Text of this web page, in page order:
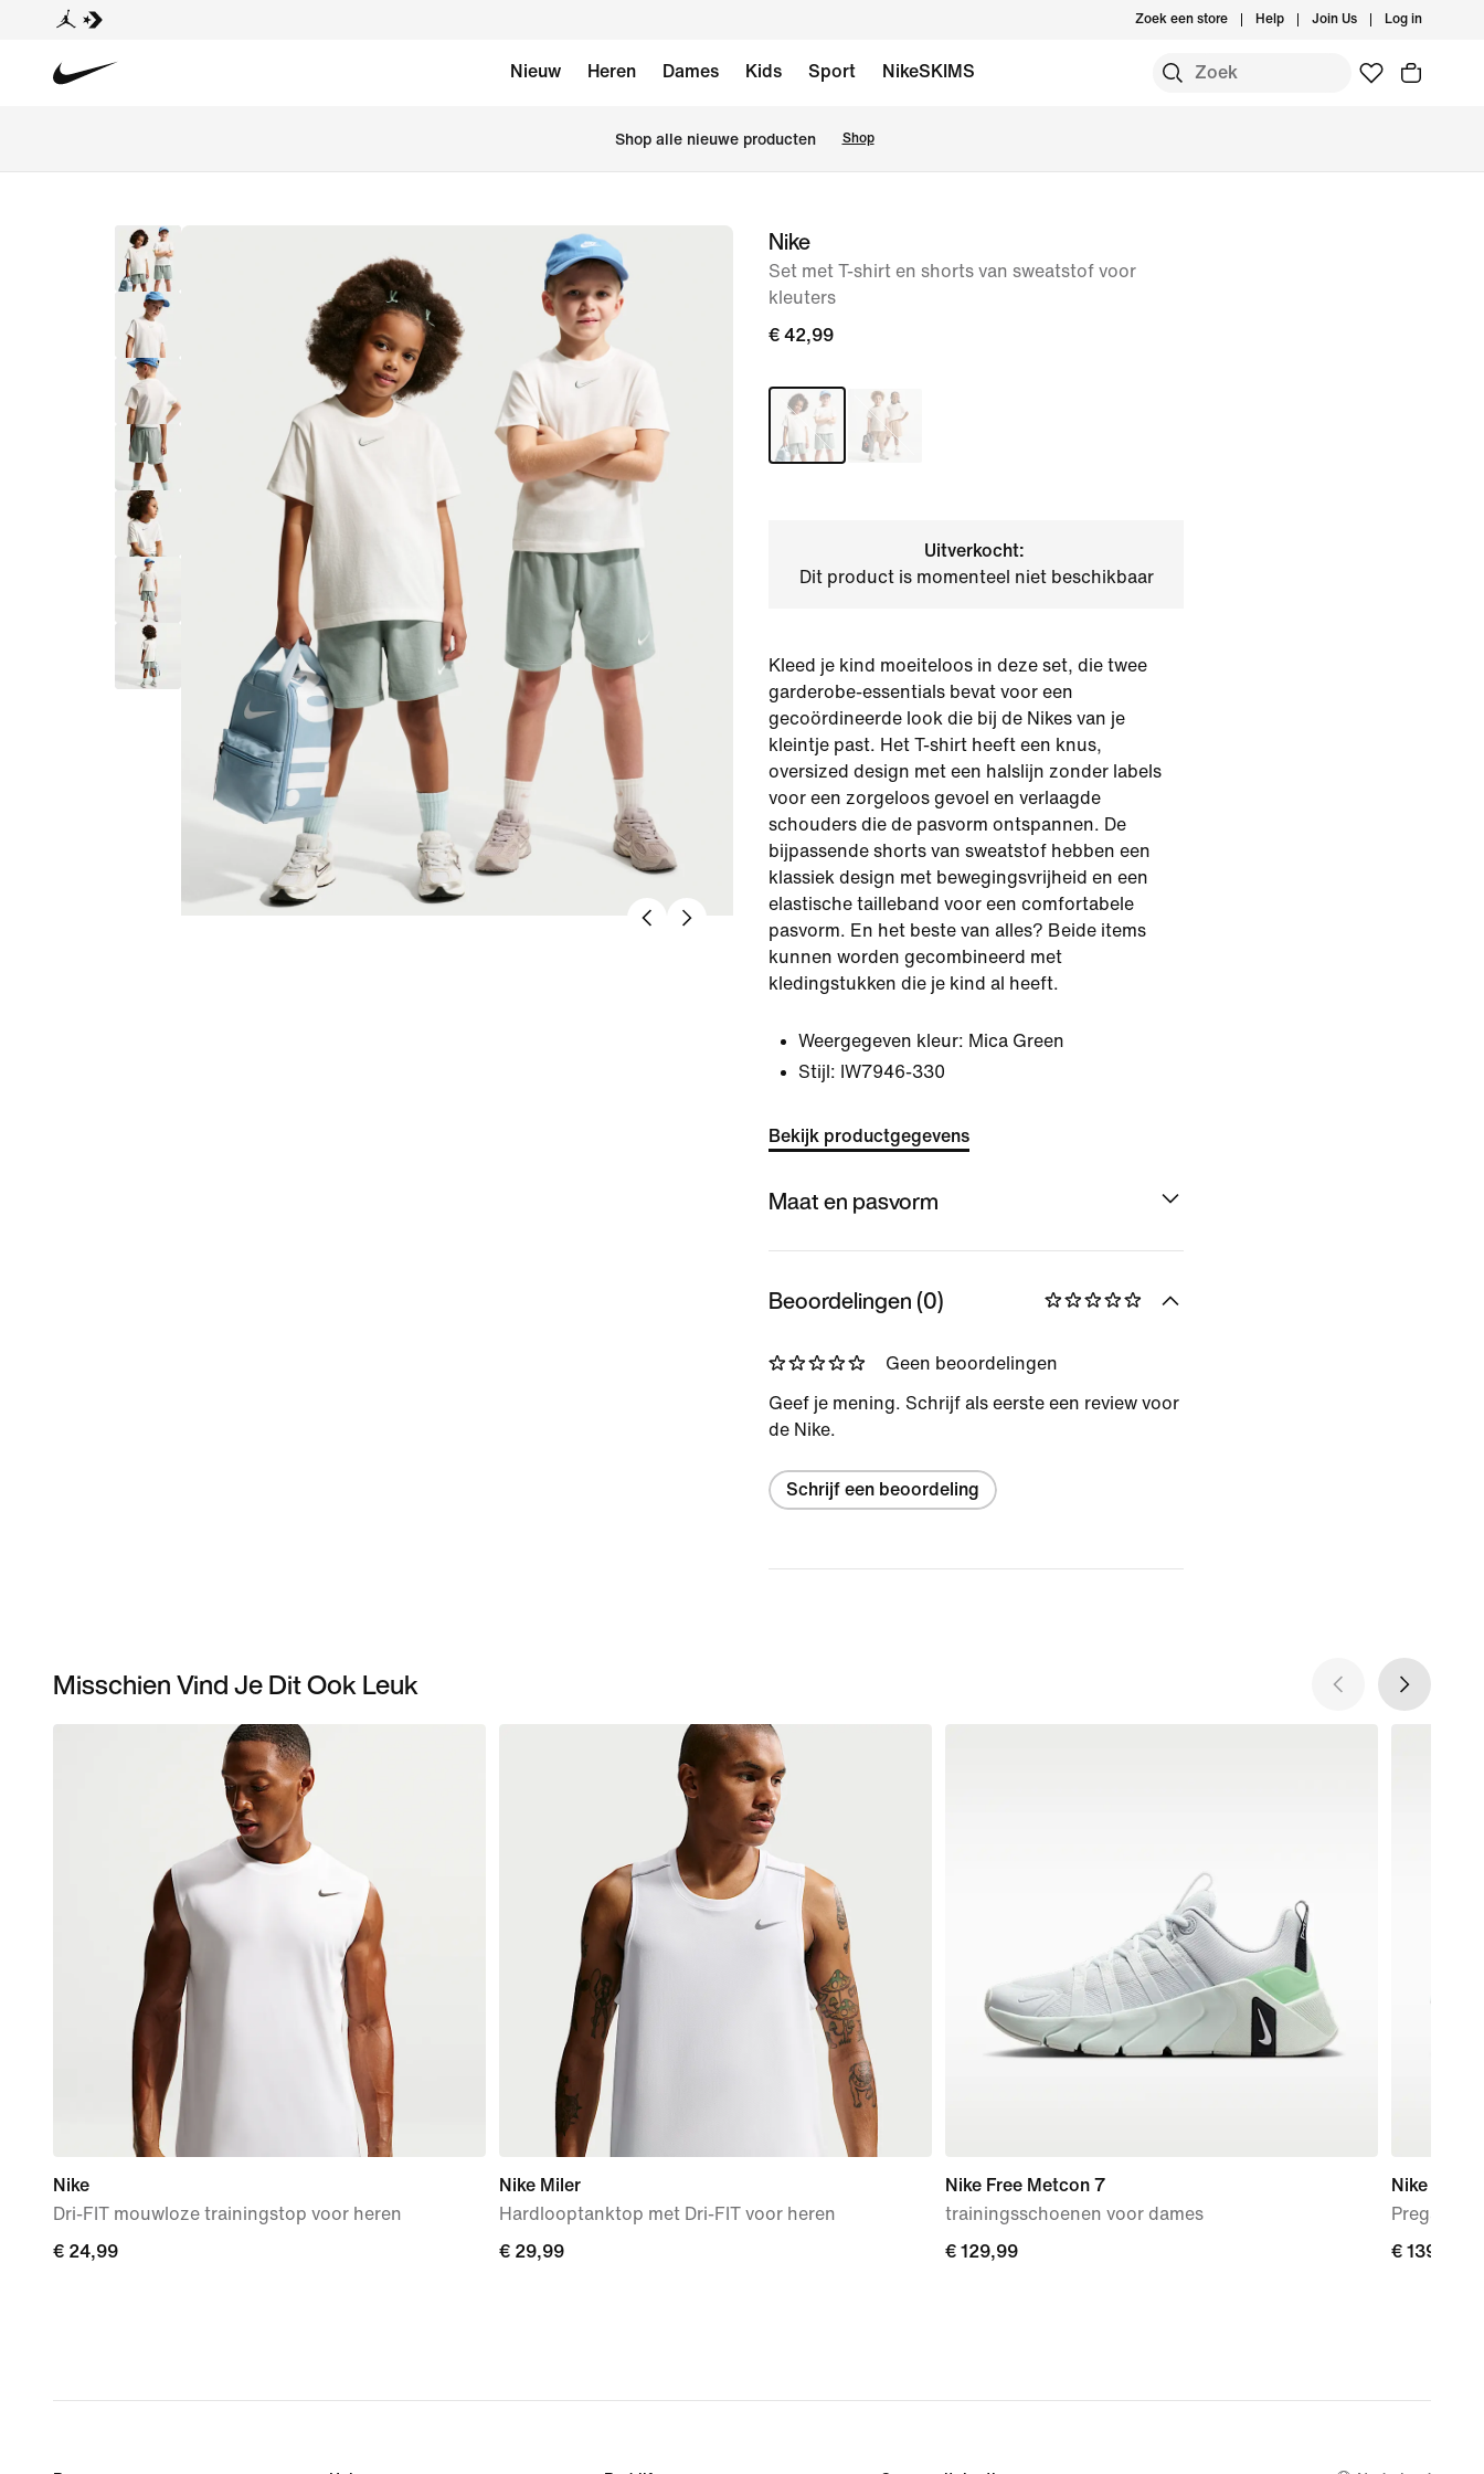
Zoek een store Help Join Us Log in
Nieuw Heren Dames Kids Sport NikeSKIMS
Shop alle nieuwe producten Shop
afbeelding
Nike
Set met T-shirt en shorts van sweatstof voor
kleuters
€ 42,99
Uitverkocht:
Dit product is momenteel niet beschikbaar
Kleed je kind moeiteloos in deze set, die twee
garderobe-essentials bevat voor een
gecoördineerde look die bij de Nikes van je
kleintje past. Het T-shirt heeft een knus,
oversized design met een halslijn zonder labels
voor een zorgeloos gevoel en verlaagde
schouders die de pasvorm ontspannen. De
bijpassende shorts van sweatstof hebben een
klassiek design met bewegingsvrijheid en een
elastische tailleband voor een comfortabele
pasvorm. En het beste van alles? Beide items
kunnen worden gecombineerd met
kledingstukken die je kind al heeft.
Weergegeven kleur: Mica Green
Stijl: IW7946-330
Bekijk productgegevens
Maat en pasvorm
Beoordelingen (0)
Geen beoordelingen
Geef je mening. Schrijf als eerste een review voor
de Nike.
Schrijf een beoordeling
Misschien Vind Je Dit Ook Leuk
Nike
Dri-FIT mouwloze trainingstop voor heren
€ 24,99
€ 24,99
Nike Miler
Hardlooptanktop met Dri-FIT voor heren
€ 29,99
€ 29,99
Nike Free Metcon 7
trainingsschoenen voor dames
€ 129,99
€ 129,99
Nike Mind
Pregame
€ 139,99
€ 139,99